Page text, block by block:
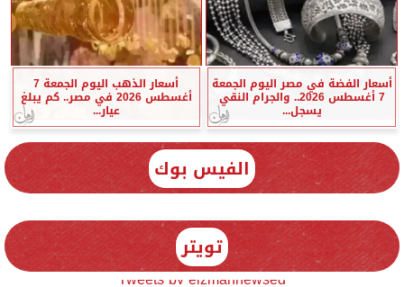
أسعار الفضة في مصر اليوم الجمعة
7 أغسطس 2026.. والجرام النقي
يسجل...
أسعار الذهب اليوم الجمعة 7
أغسطس 2026 في مصر.. كم يبلغ
عيار...
الفيس بوك
تويتر
Tweets by elzmannewseg